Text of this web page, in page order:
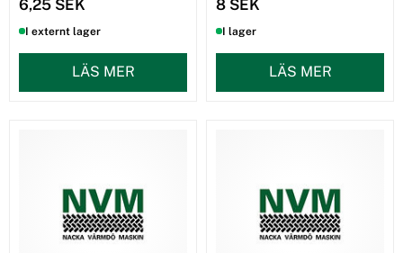
6,25 SEK
I externt lager
LÄS MER
8 SEK
I lager
LÄS MER